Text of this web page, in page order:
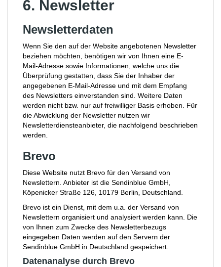
6. Newsletter
Newsletter­daten
Wenn Sie den auf der Website angebotenen Newsletter
beziehen möchten, benötigen wir von Ihnen eine E-
Mail-Adresse sowie Informationen, welche uns die
Überprüfung gestatten, dass Sie der Inhaber der
angegebenen E-Mail-Adresse und mit dem Empfang
des Newsletters einverstanden sind. Weitere Daten
werden nicht bzw. nur auf freiwilliger Basis erhoben. Für
die Abwicklung der Newsletter nutzen wir
Newsletterdiensteanbieter, die nachfolgend beschrieben
werden.
Brevo
Diese Website nutzt Brevo für den Versand von
Newslettern. Anbieter ist die Sendinblue GmbH,
Köpenicker Straße 126, 10179 Berlin, Deutschland.
Brevo ist ein Dienst, mit dem u.a. der Versand von
Newslettern organisiert und analysiert werden kann. Die
von Ihnen zum Zwecke des Newsletterbezugs
eingegeben Daten werden auf den Servern der
Sendinblue GmbH in Deutschland gespeichert.
Datenanalyse durch Brevo